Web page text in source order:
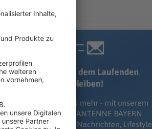
Immer auf dem Laufenden
bleiben!
Verpass' nichts mehr - mit unserem
kostenlosen ANTENNE BAYERN
Newsletter. Ob Nachrichten, Lifestyle